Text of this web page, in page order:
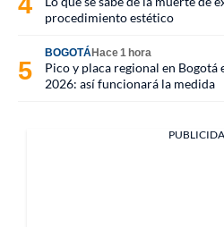
procedimiento estético
BOGOTÁHace 1 hora
Pico y placa regional en Bogotá
2026: así funcionará la medida